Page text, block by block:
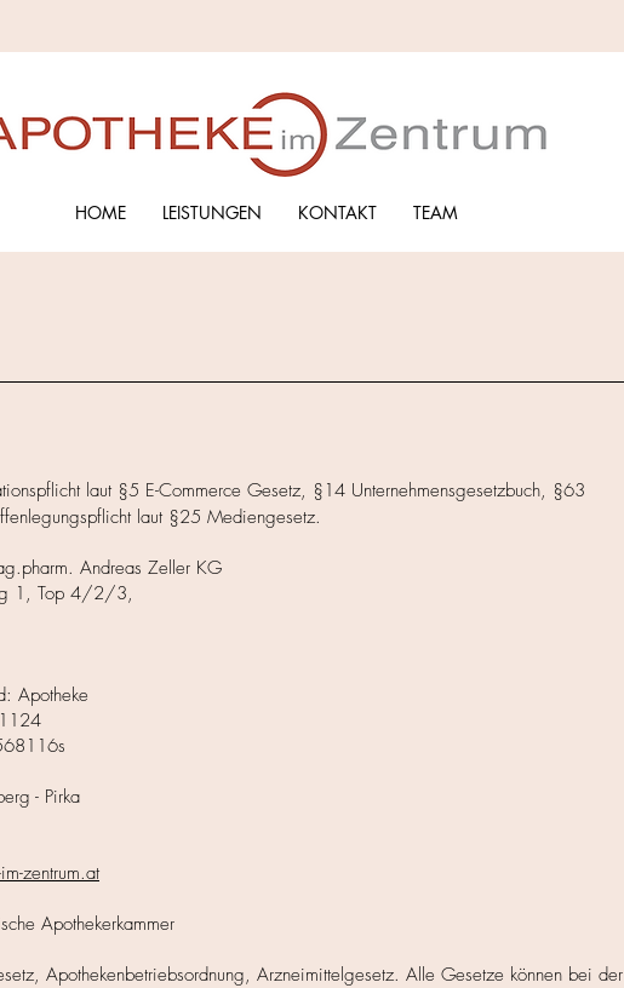
HOME LEISTUNGEN KONTAKT TEAM
laut §5 E-Commerce Gesetz, §14 Unternehmensgesetzbuch, §63
laut §25 Mediengesetz.
Andreas Zeller KG
1, Top 4/2/3,
Apotheke
- Pirka
zentrum.at
Apothekerkammer
Apothekenbetriebsordnung, Arzneimittelgesetz. Alle Gesetze können bei der